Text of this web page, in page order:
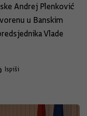
Andrej Plenković
u Banskim
Vlade
Ispiši